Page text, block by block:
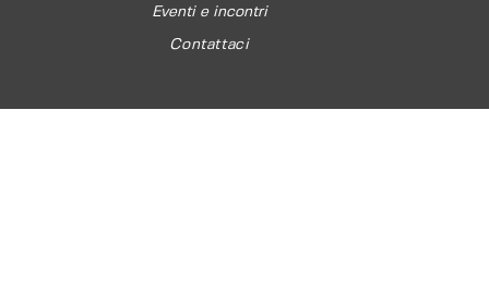
Eventi e incontri
Contattaci